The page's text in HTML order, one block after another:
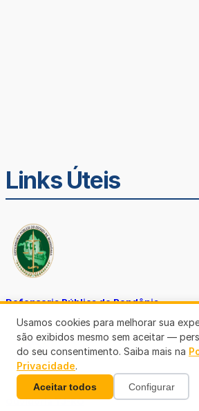
Links Úteis
Defensoria Pública de Rondônia
Ouvidoria TJ-RO
Usamos cookies para melhorar sua
são exibidos mesmo sem aceitar —
do seu consentimento. Saiba mais na
Privacidade.
Aceitar todos Configurar